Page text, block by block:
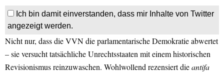
Ich bin damit einverstanden, dass mir Inhalte von Twitter
angezeigt werden.
Nicht nur, dass die VVN die parlamentarische Demokratie abwertet
– sie versucht tatsächliche Unrechtsstaaten mit einem historischen
Revisionismus reinzuwaschen. Wohlwollend rezensiert dieantifa